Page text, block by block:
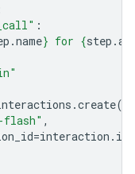
:
.name} for {step .
.create(
flash" ,
=interaction . id